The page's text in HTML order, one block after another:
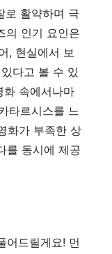
로 활약하며 극
의 인기 요인은
, 현실에서 보
다고 볼 수 있
화 속에서나마
타르시스를 느
화가 부족한 상
를 동시에 제공
어드릴게요! 먼